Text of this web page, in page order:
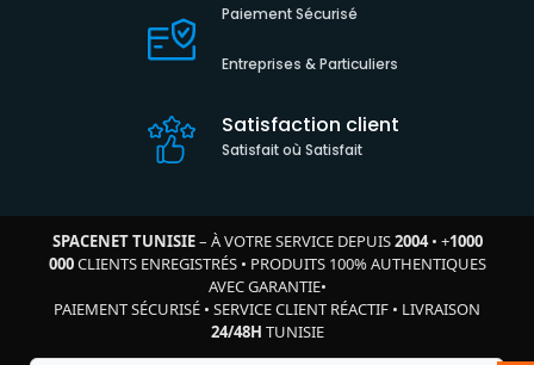
Paiement Sécurisé
Entreprises & Particuliers
Satisfaction client
Satisfait où Satisfait
SPACENET TUNISIE– À VOTRE SERVICE DEPUIS2004• +1000
000CLIENTS ENREGISTRÉS• PRODUITS 100% AUTHENTIQUES
AVEC GARANTIE•
PAIEMENT SÉCURISÉ • SERVICE CLIENT RÉACTIF • LIVRAISON
24/48H TUNISIE